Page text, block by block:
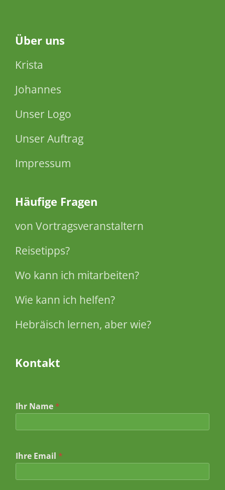
Über uns
Krista
Johannes
Unser Logo
Unser Auftrag
Impressum
Häufige Fragen
von Vortragsveranstaltern
Reisetipps?
Wo kann ich mitarbeiten?
Wie kann ich helfen?
Hebräisch lernen, aber wie?
Kontakt
h
r
e
r
e
Ihr Name *
Ihre Email *